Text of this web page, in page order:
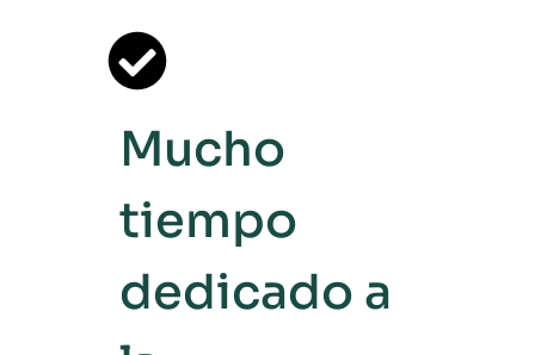
Mucho
tiempo
dedicado a